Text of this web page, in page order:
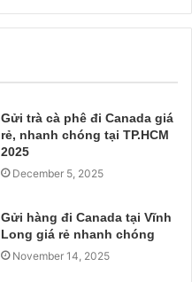
Gửi trà cà phê đi Canada giá
rẻ, nhanh chóng tại TP.HCM
2025
December 5, 2025
Gửi hàng đi Canada tại Vĩnh
Long giá rẻ nhanh chóng
November 14, 2025